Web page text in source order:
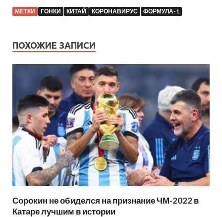
МЕТКИ ГОНКИ КИТАЙ КОРОНАВИРУС ФОРМУЛА-1
ПОХОЖИЕ ЗАПИСИ
Сорокин не обиделся на признание ЧМ-2022 в
Катаре лучшим в истории